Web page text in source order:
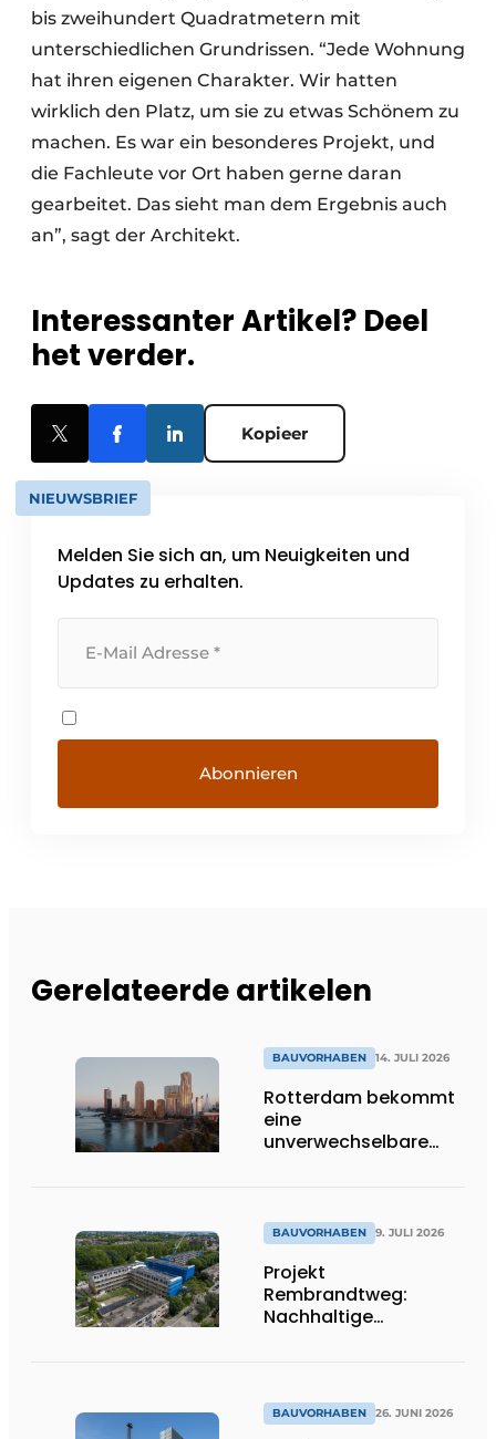
bis zweihundert Quadratmetern mit
unterschiedlichen Grundrissen. “Jede Wohnung
hat ihren eigenen Charakter. Wir hatten
wirklich den Platz, um sie zu etwas Schönem zu
machen. Es war ein besonderes Projekt, und
die Fachleute vor Ort haben gerne daran
gearbeitet. Das sieht man dem Ergebnis auch
an”, sagt der Architekt.
Interessanter Artikel? Deel
het verder.
Kopieer
NIEUWSBRIEF
Melden Sie sich an, um Neuigkeiten und
Updates zu erhalten.
Gerelateerde artikelen
BAUVORHABEN 14. JULI 2026
Rotterdam bekommt
eine
unverwechselbare
BAUVORHABEN 9. JULI 2026
Projekt
Rembrandtweg:
Nachhaltige
Haustechnik
BAUVORHABEN 26. JUNI 2026